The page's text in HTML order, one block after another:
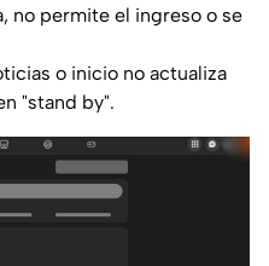
no permite el ingreso o se
o inicio no actualiza
"stand by".